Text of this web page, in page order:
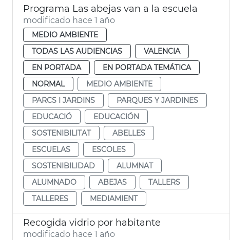
Programa Las abejas van a la escuela
modificado hace 1 año
MEDIO AMBIENTE
TODAS LAS AUDIENCIAS
VALENCIA
EN PORTADA
EN PORTADA TEMÁTICA
NORMAL
MEDIO AMBIENTE
PARCS I JARDINS
PARQUES Y JARDINES
EDUCACIÓ
EDUCACIÓN
SOSTENIBILITAT
ABELLES
ESCUELAS
ESCOLES
SOSTENIBILIDAD
ALUMNAT
ALUMNADO
ABEJAS
TALLERS
TALLERES
MEDIAMIENT
Recogida vidrio por habitante
modificado hace 1 año